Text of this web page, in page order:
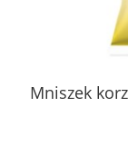
Mniszek